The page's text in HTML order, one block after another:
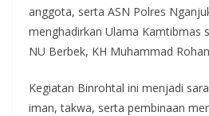
anggota, serta ASN Polres
menghadirkan Ulama Kamtibmas
NU Berbek, KH Muhammad
Kegiatan Binrohtal ini menjadi
iman, takwa, serta pembinaan